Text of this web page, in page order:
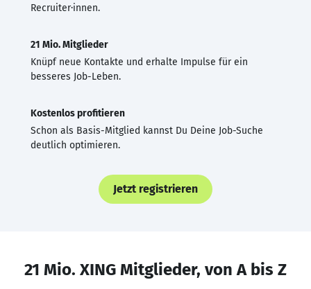
Recruiter·innen.
21 Mio. Mitglieder
Knüpf neue Kontakte und erhalte Impulse für ein
besseres Job-Leben.
Kostenlos profitieren
Schon als Basis-Mitglied kannst Du Deine Job-Suche
deutlich optimieren.
Jetzt registrieren
21 Mio. XING Mitglieder, von A bis Z